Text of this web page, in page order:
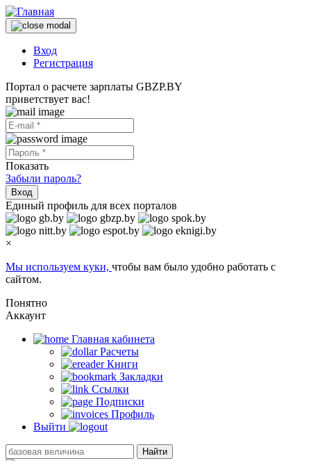
Вход
Регистрация
Портал о расчете зарплаты GBZP.BY
приветствует вас!
Показать
Забыли пароль?
Вход
Единый профиль для всех порталов
×
Мы используем куки, чтобы вам было удобно работать с
сайтом.
Понятно
Аккаунт
Главная кабинетa
Расчеты
Книги
Закладки
Ссылки
Подписки
Профиль
Выйти
Найти